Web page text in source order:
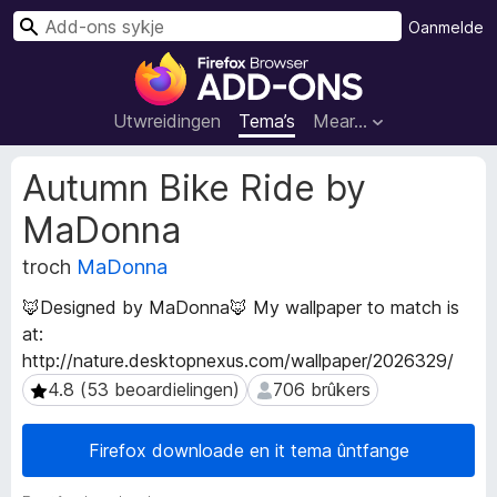
A
d
d
-
o
n
a
F
i
f
Utwreidingen Tema’s Mear…
Oanmelde
S
Autumn Bike Ride by
MaDonna
troch MaDonna
🦊Designed by MaDonna🦊 My wallpaper to match is
at:
http://nature.desktopnexus.com/wallpaper/2026329/
4.8 (53 beoardielingen)
4.8 (53 beoardielingen) 706 brûkers
706 brûkers
Firefox downloade en it tema ûntfange
M
e
t
a
d
a
t
a
ú
t
w
r
i